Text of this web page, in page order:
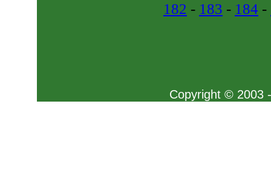
182 - 183 - 184 -
Copyright © 2003